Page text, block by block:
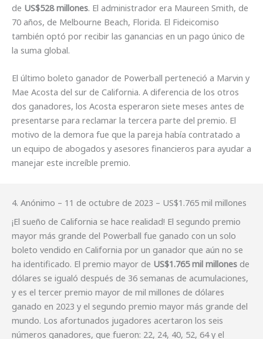
de US$528 millones. El administrador era Maureen Smith, de
70 años, de Melbourne Beach, Florida. El Fideicomiso
también optó por recibir las ganancias en un pago único de
la suma global.
El último boleto ganador de Powerball perteneció a Marvin y
Mae Acosta del sur de California. A diferencia de los otros
dos ganadores, los Acosta esperaron siete meses antes de
presentarse para reclamar la tercera parte del premio. El
motivo de la demora fue que la pareja había contratado a
un equipo de abogados y asesores financieros para ayudar a
manejar este increíble premio.
4. Anónimo – 11 de octubre de 2023 – US$1.765 mil millones
¡El sueño de California se hace realidad! El segundo premio
mayor más grande del Powerball fue ganado con un solo
boleto vendido en California por un ganador que aún no se
ha identificado. El premio mayor de US$1.765 mil millones de
dólares se igualó después de 36 semanas de acumulaciones,
y es el tercer premio mayor de mil millones de dólares
ganado en 2023 y el segundo premio mayor más grande del
mundo. Los afortunados jugadores acertaron los seis
números ganadores, que fueron: 22, 24, 40, 52, 64 y el